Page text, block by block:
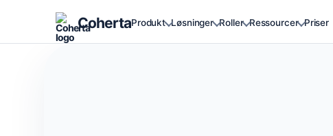
CohertaProdukt Løsninger Roller Ressourcer Priser